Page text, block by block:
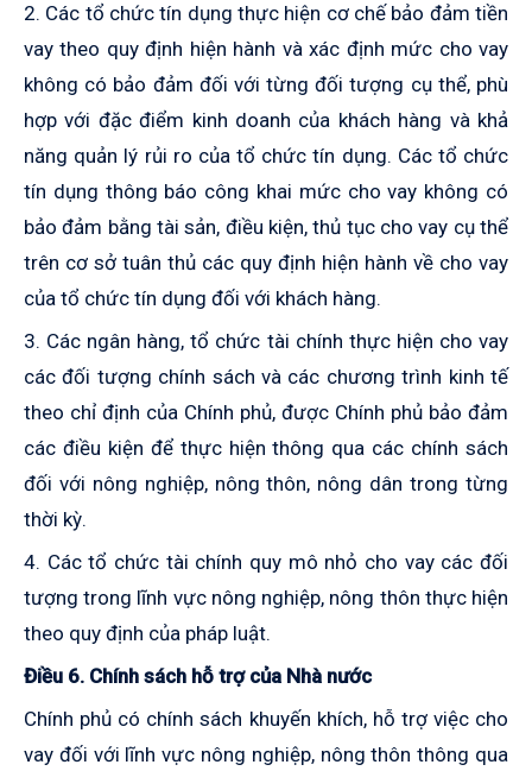
2. Các tổ chức tín dụng thực hiện cơ chế bảo đảm tiền
vay theo quy định hiện hành và xác định mức cho vay
không có bảo đảm đối với từng đối tượng cụ thể, phù
hợp với đặc điểm kinh doanh của khách hàng và khả
năng quản lý rủi ro của tổ chức tín dụng. Các tổ chức
tín dụng thông báo công khai mức cho vay không có
bảo đảm bằng tài sản, điều kiện, thủ tục cho vay cụ thể
trên cơ sở tuân thủ các quy định hiện hành về cho vay
của tổ chức tín dụng đối với khách hàng.
3. Các ngân hàng, tổ chức tài chính thực hiện cho vay
các đối tượng chính sách và các chương trình kinh tế
theo chỉ định của Chính phủ, được Chính phủ bảo đảm
các điều kiện để thực hiện thông qua các chính sách
đối với nông nghiệp, nông thôn, nông dân trong từng
thời kỳ.
4. Các tổ chức tài chính quy mô nhỏ cho vay các đối
tượng trong lĩnh vực nông nghiệp, nông thôn thực hiện
theo quy định của pháp luật.
Điều 6. Chính sách hỗ trợ của Nhà nước
Chính phủ có chính sách khuyến khích, hỗ trợ việc cho
vay đối với lĩnh vực nông nghiệp, nông thôn thông qua